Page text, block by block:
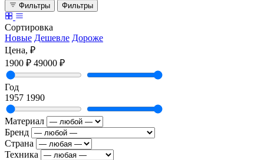
Фильтры Фильтры
Сортировка
Новые Дешевле Дороже
Цена, ₽
1900 ₽ 49000 ₽
Год
1957 1990
Материал
Бренд
Страна
Техника